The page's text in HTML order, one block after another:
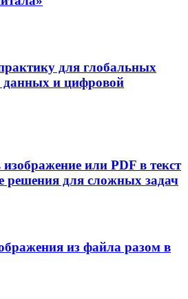
для глобальных
данных и цифровой
или PDF в текст
решения для сложных задач
из файла разом в